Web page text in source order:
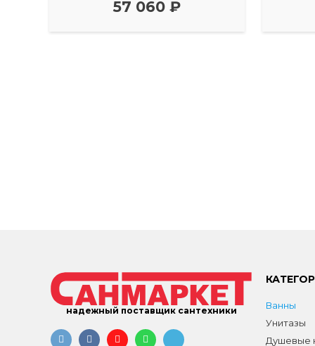
57 060 ₽
надежный поставщик сантехники
Ванны
Унитазы
Душевые